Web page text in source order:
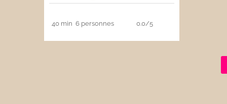
40 min 6 personnes 0.0/5